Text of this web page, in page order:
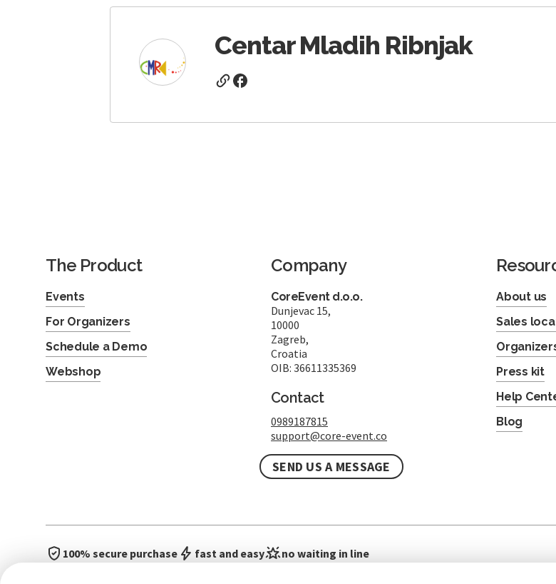
Centar Mladih Ribnjak
The Product
Events
For Organizers
Schedule a Demo
Webshop
Company
CoreEvent d.o.o.
Dunjevac 15,
10000
Zagreb,
Croatia
OIB: 36611335369
Contact
0989187815
support@core-event.co
SEND US A MESSAGE
About us
Sales
Press kit
Help
Blog
100% secure purchase fast and easy no waiting in line